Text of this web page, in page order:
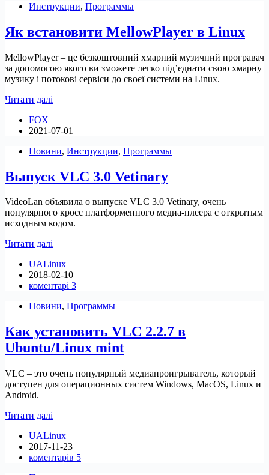
Инструкции, Программы
Як встановити MellowPlayer в Linux
MellowPlayer – це безкоштовний хмарний музичний програвач
за допомогою якого ви зможете легко під’єднати свою хмарну
музику і потокові сервіси до своєї системи на Linux.
Читати далі
в
FOX
2021-07-01
Новини, Инструкции, Программы
Выпуск VLC 3.0 Vetinary
VideoLan объявила о выпуске VLC 3.0 Vetinary, очень
популярного кросс платформенного медиа-плеера с открытым
исходным кодом.
Читати далі
3.0
Vetinary
UALinux
2018-02-10
коментарі 3
Новини, Программы
Как установить VLC 2.2.7 в
Ubuntu/Linux mint
VLC – это очень популярный медиапроигрыватель, который
доступен для операционных систем Windows, MacOS, Linux и
Android.
Читати далі
VLC
2.2.7
в
UALinux
2017-11-23
коментарів 5